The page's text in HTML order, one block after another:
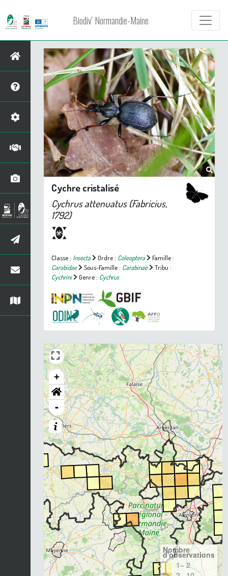
Biodiv' Normandie-Maine
Cychre cristalisé
Cychrus attenuatus(Fabricius,
1792)
Classe : Insecta Ordre : Coleoptera
Famille :
Carabidae
Sous-Famille : Carabinae
Tribu :
Cychrini
Genre : Cychrus
+
-
Nombre
d'observations
1– 2